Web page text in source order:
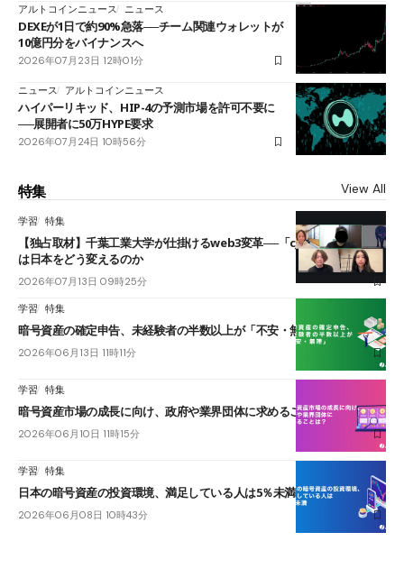
アルトコインニュース ニュース
DEXEが1日で約90%急落──チーム関連ウォレットが
10億円分をバイナンスへ
2026年07月23日 12時01分
ニュース アルトコインニュース
ハイパーリキッド、HIP-4の予測市場を許可不要に
──展開者に50万HYPE要求
2026年07月24日 10時56分
特集 View All
学習 特集
【独占取材】千葉工業大学が仕掛けるweb3変革──「cJPY」とAIの融合
は日本をどう変えるのか
2026年07月13日 09時25分
学習 特集
暗号資産の確定申告、未経験者の半数以上が「不安・無理」
2026年06月13日 11時11分
学習 特集
暗号資産市場の成長に向け、政府や業界団体に求めることは？
2026年06月10日 11時15分
学習 特集
日本の暗号資産の投資環境、満足している人は5％未満
2026年06月08日 10時43分